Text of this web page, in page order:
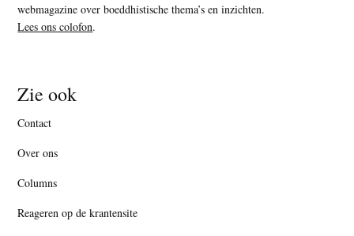
webmagazine over boeddhistische thema’s en inzichten.
Lees ons colofon.
Zie ook
Contact
Over ons
Columns
Reageren op de krantensite